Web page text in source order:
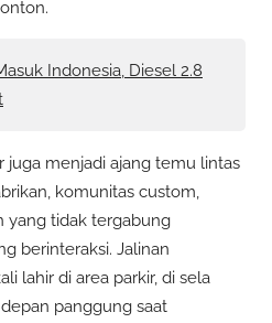
Indonesia, Diesel 2.8
juga menjadi ajang temu lintas
komunitas custom,
yang tidak tergabung
berinteraksi. Jalinan
lahir di area parkir, di sela
panggung saat